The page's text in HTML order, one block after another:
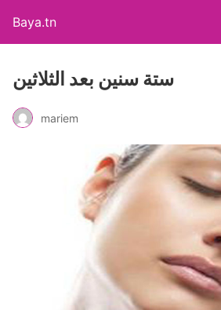
Baya.tn
ستة سنين بعد الثلاثين
mariem